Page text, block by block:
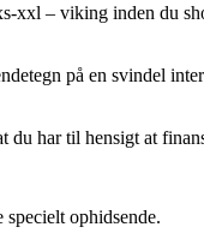
xxl – viking inden du
på en svindel
har til hensigt at
ophidsende.